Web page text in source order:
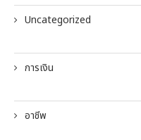
Uncategorized
การเงิน
อาชีพ